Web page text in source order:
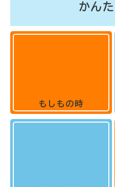
かん
もしもの時